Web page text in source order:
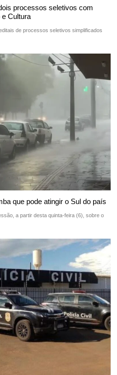
processos seletivos com
e Cultura
de processos seletivos simplificados
que pode atingir o Sul do país
a partir desta quinta-feira (6), sobre o